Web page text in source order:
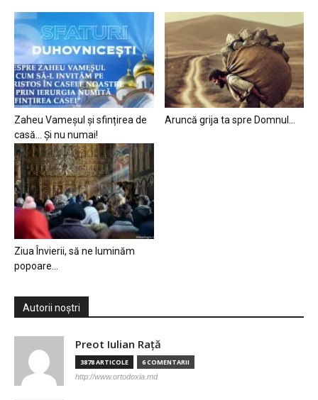
Zaheu Vameșul și sfințirea de
casă… Și nu numai!
Aruncă grija ta spre Domnul…
Ziua Învierii, să ne luminăm
popoare…
Autorii noștri
Preot Iulian Raţă
3878 ARTICOLE 6 COMENTARII
http://www.ortodoxia.md